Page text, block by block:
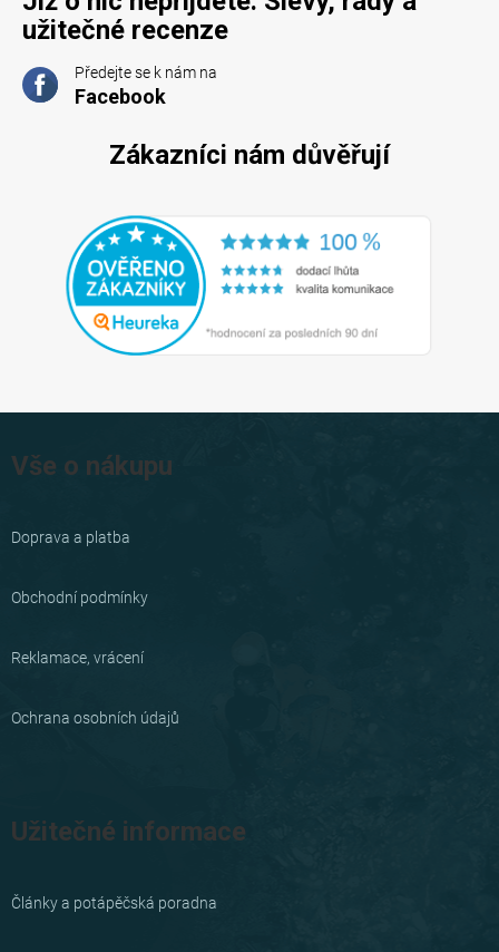
užitečné recenze
Předejte se k nám na
Facebook
Zákazníci nám důvěřují
á
a
Vše o nákupu
Doprava a platba
Obchodní podmínky
Reklamace, vrácení
Ochrana osobních údajů
Užitečné informace
Články a potápěčská poradna